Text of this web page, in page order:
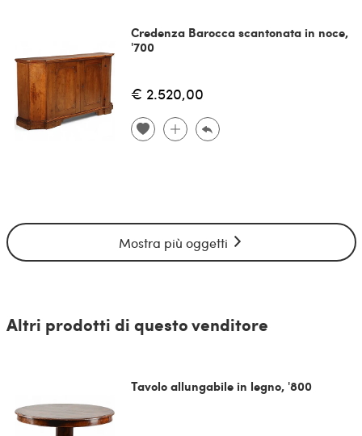
Credenza Barocca scantonata in noce,
'700
€ 2.520,00
Mostra più oggetti
Altri prodotti di questo venditore
Tavolo allungabile in legno, '800